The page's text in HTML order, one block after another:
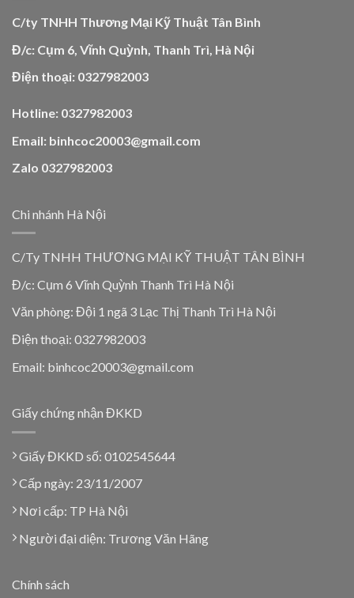
C/ty TNHH Thương Mại Kỹ Thuật Tân Bình
Đ/c: Cụm 6, Vĩnh Quỳnh, Thanh Trì, Hà Nội
Điện thoại: 0327982003
Hotline: 0327982003
Email: binhcoc20003@gmail.com
Zalo 0327982003
Chi nhánh Hà Nội
C/Ty TNHH THƯƠNG MẠI KỸ THUẬT TÂN BÌNH
Đ/c: Cụm 6 Vĩnh Quỳnh Thanh Trì Hà Nội
Văn phòng: Đội 1 ngã 3 Lạc Thị Thanh Trì Hà Nội
Điện thoại: 0327982003
Email: binhcoc20003@gmail.com
Giấy chứng nhận ĐKKD
Giấy ĐKKD số: 0102545644
Cấp ngày: 23/11/2007
Nơi cấp: TP Hà Nội
Người đại diện: Trương Văn Hãng
Chính sách